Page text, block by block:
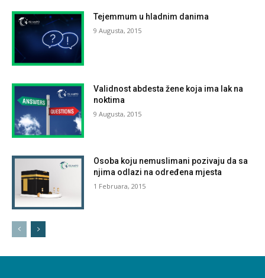
Tejemmum u hladnim danima
9 Augusta, 2015
Validnost abdesta žene koja ima lak na
noktima
9 Augusta, 2015
Osoba koju nemuslimani pozivaju da sa
njima odlazi na određena mjesta
1 Februara, 2015